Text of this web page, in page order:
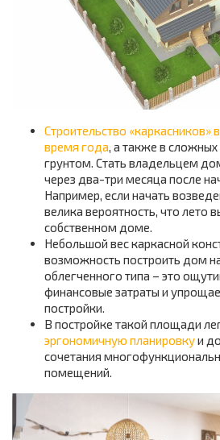
Строительство
время года, а также в
грунтом. Стать владельцем
через два-три месяца после
Например, если начать
велика вероятность, что лето
собственном доме.
Небольшой вес каркасной
возможность построить дом
облегченного типа – это
финансовые затраты и
постройки.
В постройке такой площади
эргономичную планировкуи
сочетания
помещений.